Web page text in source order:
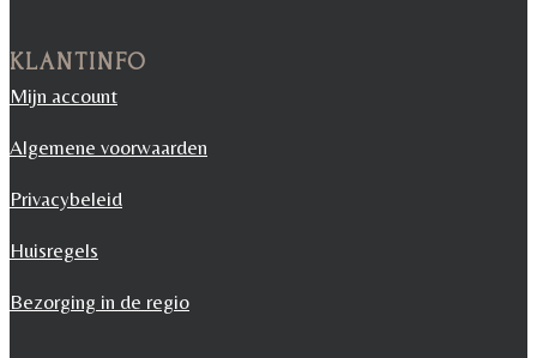
KLANTINFO
Mijn account
Algemene voorwaarden
Privacybeleid
Huisregels
Bezorging in de regio